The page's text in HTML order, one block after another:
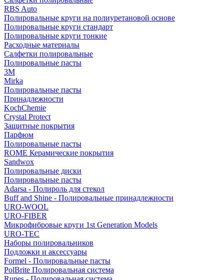
RBS Auto
Полировальные круги на полиуретановой основе
Полировальные круги стандарт
Полировальные круги тонкие
Расходные материалы
Салфетки полировальные
Полировальные пасты
3М
Mirka
Полировальные пасты
Принадлежности
KochChemie
Crystal Protect
Защитные покрытия
Парфюм
Полировальные пасты
ROME Керамические покрытия
Sandwox
Полировальные диски
Полировальные пасты
Adarsa - Полироль для стекол
Buff and Shine - Полировальные принадлежности
URO-WOOL
URO-FIBER
Микрофибровые круги 1st Generation Models
URO-TEC
Наборы полировальников
Подложки и аксессуары
Formel - Полировальные пасты
PolBrite Полировальная система